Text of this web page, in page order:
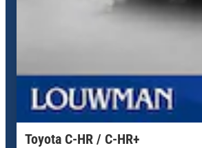
Toyota C-HR / C-HR+